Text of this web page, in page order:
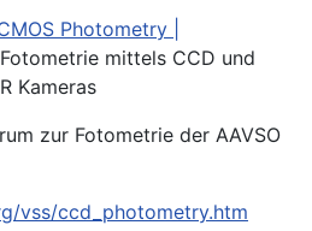
Photometry |
mittels CCD und
Kameras
zur Fotometrie der AAVSO
vss/ccd_photometry.htm